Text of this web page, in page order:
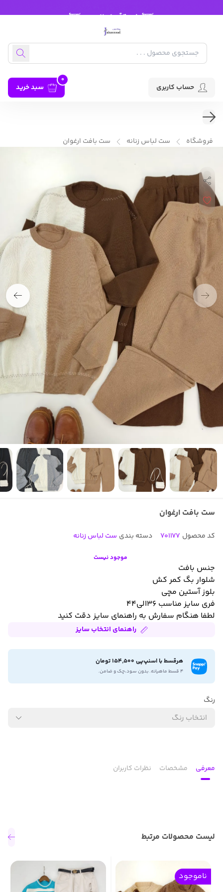
حساب کاربری سبد خرید
0
فروشگاه ست لباس زنانه ست بافت ارغوان
ست بافت ارغوان
کد محصول 701177 دسته بندی ست لباس زنانه
موجود نیست
جنس بافت
شلوار بگ کمر کش
بلوز آستین مچی
فری سایز مناسب ۳۶الی۴۴
لطفا هنگام سفارش به راهنمای سایز دقت کنید
راهنمای انتخاب سایز
هرقسط با اسنپ‌پی 154,500 تومان
۴ قسط ماهیانه. بدون سود،چک و ضامن.
رنگ
انتخاب رنگ
معرفی مشخصات نظرات کاربران
لیست محصولات مرتبط
ناموجود